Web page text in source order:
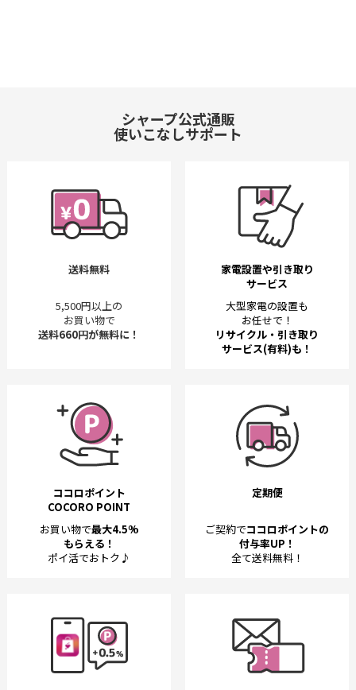
シャープ公式通販
使いこなしサポート
送料無料
5,500円以上の
お買い物で
送料660円が無料に！
家電設置や引き取り
サービス
大型家電の設置も
お任せで！
リサイクル・引き取り
サービス(有料)も！
ココロポイント
COCORO POINT
お買い物で最大4.5%
もらえる！
ポイ活でおトク♪
定期便
ご契約でココロポイントの
付与率UP！
全て送料無料！